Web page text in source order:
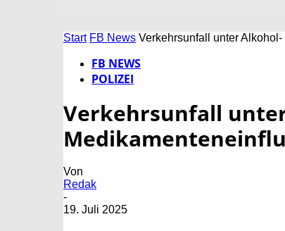
Start FB News Verkehrsunfall unter
FB NEWS
POLIZEI
Verkehrsunfall
Von
Redak
-
19. Juli 2025